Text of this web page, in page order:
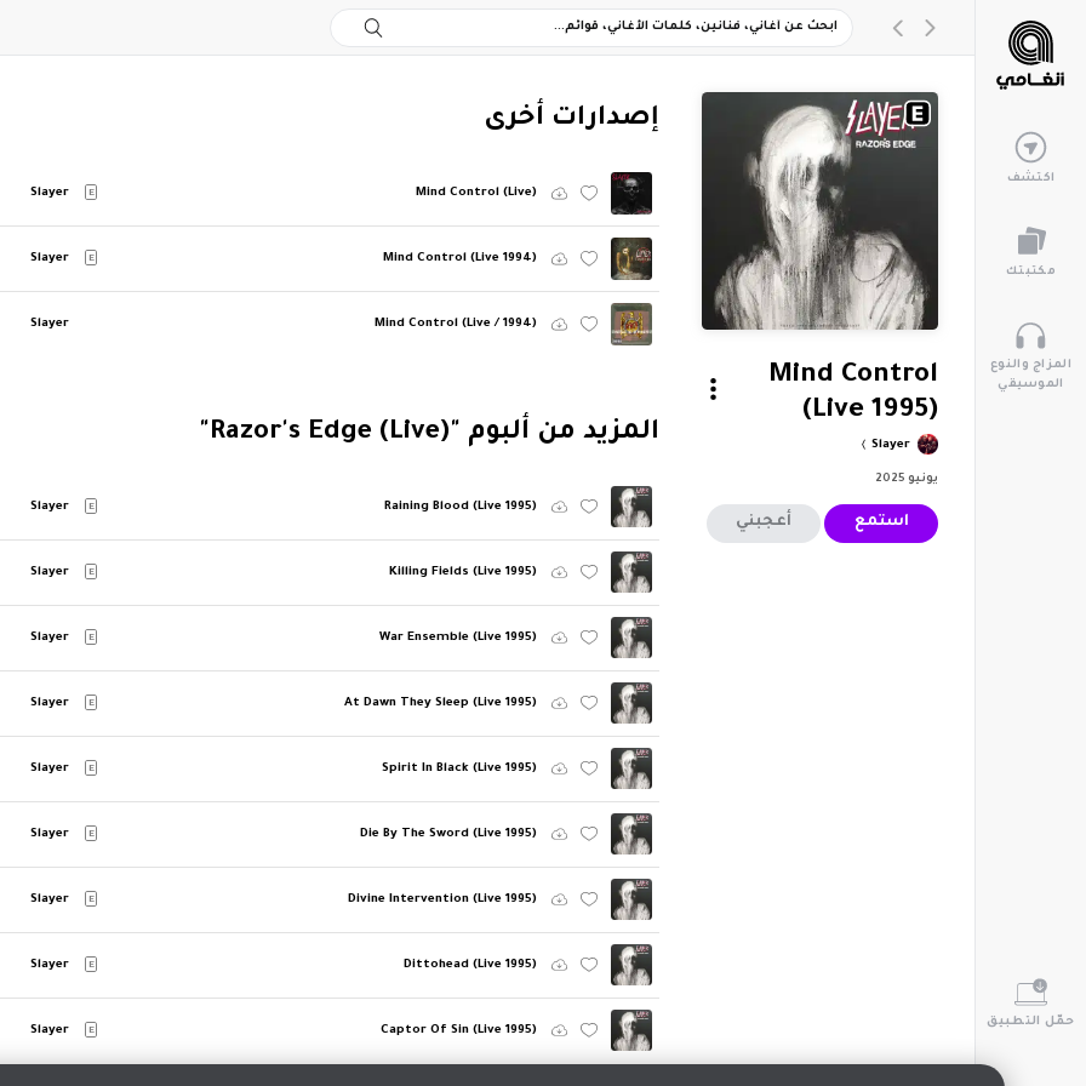
اكتشف
مكتبتك
المزاج والنوع
الموسيقي
حمّل التطبيق
Mind Control
(Live 1995)
Slayer
يونيو 2025
استمع أعجبني
‏إصدارات أخرى
Mind Control (Live)
E
Slayer
Mind Control (Live 1994)
E
Slayer
Mind Control (Live / 1994)
Slayer
‏المزيد من ألبوم "Razor's Edge (Live)"
Raining Blood (Live 1995)
E
Slayer
Killing Fields (Live 1995)
E
Slayer
War Ensemble (Live 1995)
E
Slayer
At Dawn They Sleep (Live 1995)
E
Slayer
Spirit In Black (Live 1995)
E
Slayer
Die By The Sword (Live 1995)
E
Slayer
Divine Intervention (Live 1995)
E
Slayer
Dittohead (Live 1995)
E
Slayer
Captor Of Sin (Live 1995)
E
Slayer